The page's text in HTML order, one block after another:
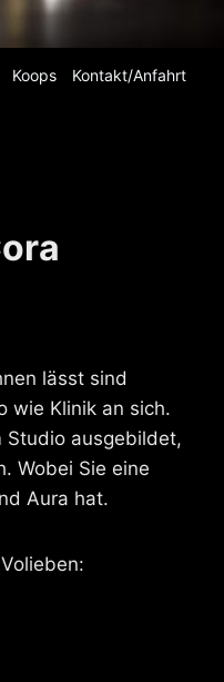
Koops Kontakt/Anfahrt
lässt sind
wie Klinik an sich.
Studio ausgebildet,
Wobei Sie eine
Aura hat.